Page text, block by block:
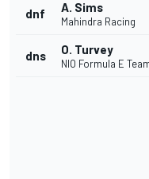
dnf A. Sims
Mahindra Racing
dns O. Turvey
NIO Formula E